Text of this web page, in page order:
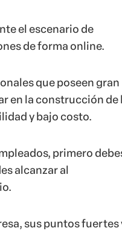
el escenario de
de forma online.
que poseen gran
en la construcción de
y bajo costo.
primero
alcanzar al
sus puntos fuertes